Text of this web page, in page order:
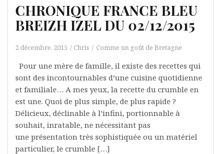
CHRONIQUE FRANCE BLEU
BREIZH IZEL DU 02/12/2015
2 décembre, 2015 Chris Comme un goût de Bretagne
Pour une mère de famille, il existe des recettes qui
sont des incontournables d’une cuisine quotidienne
et familiale… A mes yeux, la recette du crumble en
est une. Quoi de plus simple, de plus rapide ?
Délicieux, déclinable à l’infini, portionnable à
souhait, inratable, ne nécessitant pas
une présentation très sophistiquée ou un matériel
particulier, le crumble […]